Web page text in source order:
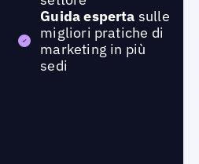
Guida esperta sulle
migliori pratiche di
marketing in più
sedi